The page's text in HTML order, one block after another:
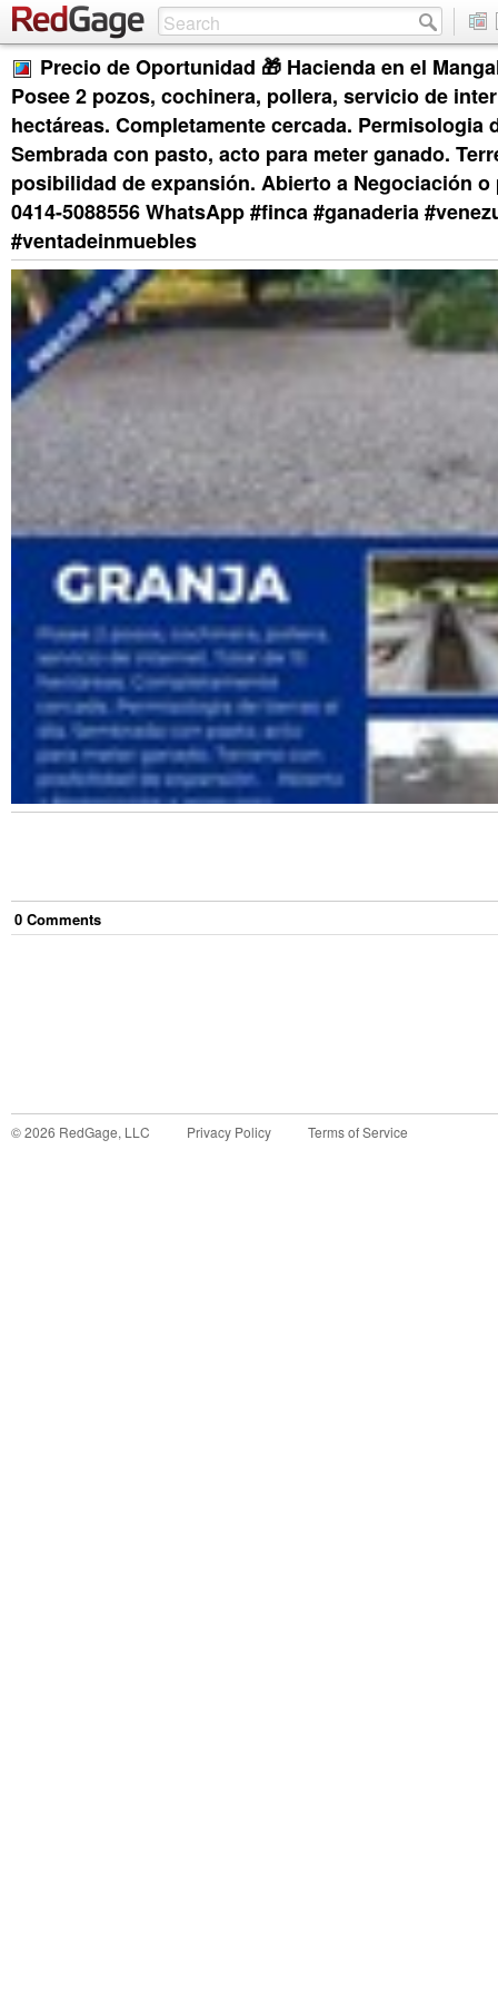
Precio de Oportunidad 🎁 Hacienda en el
Posee 2 pozos, cochinera, pollera, servicio de
hectáreas. Completamente cercada. Permisologia
Sembrada con pasto, acto para meter ganado.
posibilidad de expansión. Abierto a Negociación o
0414-5088556 WhatsApp #finca #ganaderia
#ventadeinmuebles
0 Comments
©2026 RedGage, LLC Privacy Policy Terms of Service